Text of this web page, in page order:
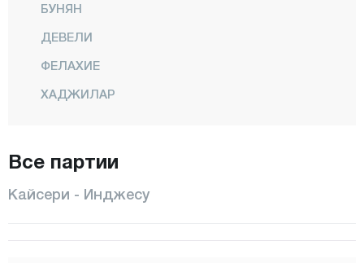
БУНЯН
ДЕВЕЛИ
ФЕЛАХИЕ
ХАДЖИЛАР
КОДЖАСИНАН
МЕЛИКГАЗИ
ПЫНАРБАШИ
Все партии
Кайсери - Инджесу